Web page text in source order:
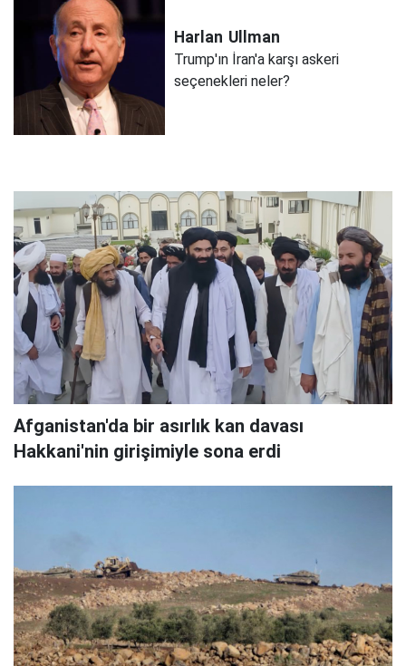
Harlan Ullman
Trump'ın İran'a karşı askeri
seçenekleri neler?
Afganistan'da bir asırlık kan davası
Hakkani'nin girişimiyle sona erdi